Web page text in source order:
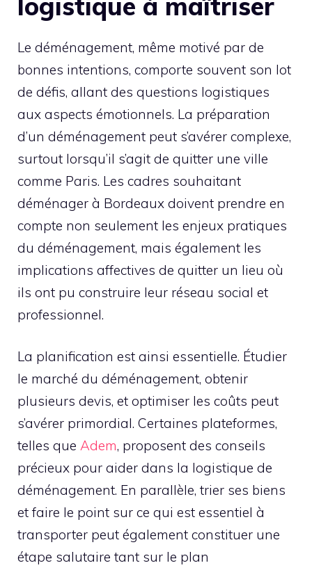
Le déménagement, même motivé par de
bonnes intentions, comporte souvent son lot
de défis, allant des questions logistiques
aux aspects émotionnels. La préparation
d’un déménagement peut s’avérer complexe,
surtout lorsqu’il s’agit de quitter une ville
comme Paris. Les cadres souhaitant
déménager à Bordeaux doivent prendre en
compte non seulement les enjeux pratiques
du déménagement, mais également les
implications affectives de quitter un lieu où
ils ont pu construire leur réseau social et
professionnel.
La planification est ainsi essentielle. Étudier
le marché du déménagement, obtenir
plusieurs devis, et optimiser les coûts peut
s’avérer primordial. Certaines plateformes,
telles que Adem, proposent des conseils
précieux pour aider dans la logistique de
déménagement. En parallèle, trier ses biens
et faire le point sur ce qui est essentiel à
transporter peut également constituer une
étape salutaire tant sur le plan